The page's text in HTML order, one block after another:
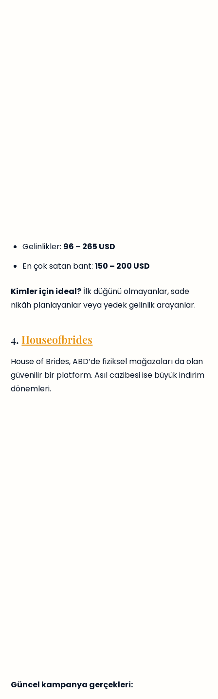
Gelinlikler: 96 – 265 USD
En çok satan bant:150 – 200 USD
Kimler için ideal? İlk düğünü olmayanlar, sade
nikâh planlayanlar veya yedek gelinlik arayanlar.
4. Houseofbrides
House of Brides, ABD’de fiziksel mağazaları da olan
güvenilir bir platform. Asıl cazibesi ise büyük indirim
dönemleri.
Güncel kampanya gerçekleri: